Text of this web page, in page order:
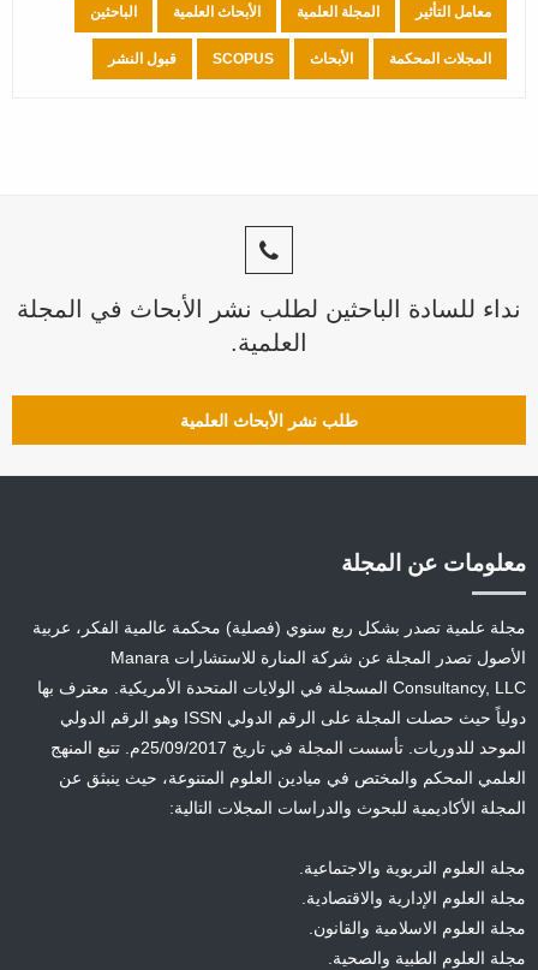
معامل التأثير المجلة العلمية الأبحاث العلمية الباحثين
المجلات المحكمة الأبحاث SCOPUS قبول النشر
نداء للسادة الباحثين لطلب نشر الأبحاث في المجلة
العلمية.
طلب نشر الأبحاث العلمية
معلومات عن المجلة
مجلة علمية تصدر بشكل ربع سنوي (فصلية) محكمة عالمية الفكر، عربية
الأصول تصدر المجلة عن شركة المنارة للاستشارات Manara
Consultancy, LLC المسجلة في الولايات المتحدة الأمريكية. معترف بها
دولياً حيث حصلت المجلة على الرقم الدولي ISSN وهو الرقم الدولي
الموحد للدوريات. تأسست المجلة في تاريخ 25/09/2017م. تتبع المنهج
العلمي المحكم والمختص في ميادين العلوم المتنوعة، حيث ينبثق عن
المجلة الأكاديمية للبحوث والدراسات المجلات التالية:
مجلة العلوم التربوية والاجتماعية.
مجلة العلوم الإدارية والاقتصادية.
مجلة العلوم الاسلامية والقانون.
مجلة العلوم الطبية والصحية.